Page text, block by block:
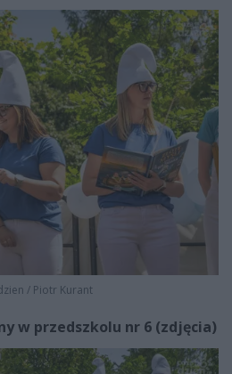
/ Piotr Kurant
w przedszkolu nr 6 (zdjęcia)